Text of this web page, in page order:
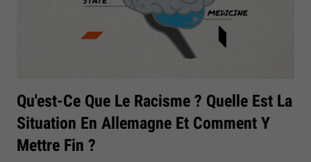
Qu'est-Ce Que Le Racisme ? Quelle Est La
Situation En Allemagne Et Comment Y
Mettre Fin ?